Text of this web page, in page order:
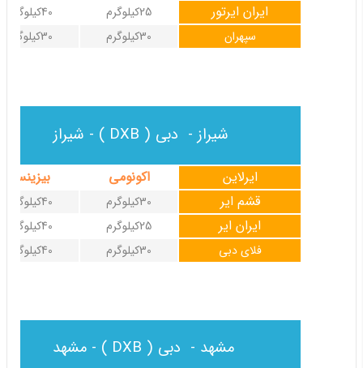
40کیلوگرم 25کیلوگرم ایران ایرتور
30کیلوگرم 30کیلوگرم سپهران
شیراز - دبی ( DXB ) - شیراز
بیزینس اکونومی ایرلاین
40کیلوگرم 30کیلوگرم قشم ایر
40کیلوگرم 25کیلوگرم ایران ایر
40کیلوگرم 30کیلوگرم فلای دبی
مشهد - دبی ( DXB ) - مشهد